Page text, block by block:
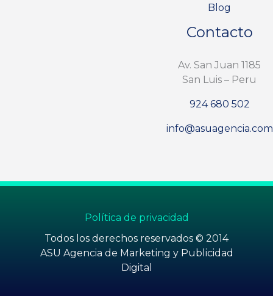
Blog
Contacto
Av. San Juan 1185
San Luis – Peru
924 680 502
info@asuagencia.com
Política de privacidad
Todos los derechos reservados © 2014
ASU Agencia de Marketing y Publicidad
Digital